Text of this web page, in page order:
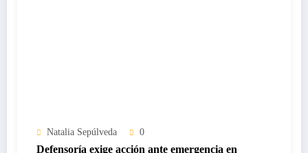
Natalia Sepúlveda 0
Defensoría exige acción ante emergencia en